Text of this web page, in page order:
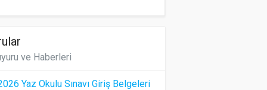
ve Haberleri
Yaz Okulu Sınavı Giriş Belgeleri